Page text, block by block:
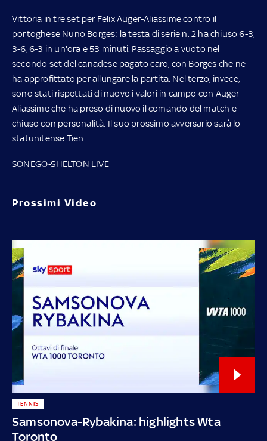
Vittoria in tre set per Felix Auger-Aliassime contro il
portoghese Nuno Borges: la testa di serie n. 2 ha chiuso 6-3,
3-6, 6-3 in un'ora e 53 minuti. Passaggio a vuoto nel
secondo set del canadese pagato caro, con Borges che ne
ha approfittato per allungare la partita. Nel terzo, invece,
sono stati rispettati di nuovo i valori in campo con Auger-
Aliassime che ha preso di nuovo il comando del match e
chiuso con personalità. Il suo prossimo avversario sarà lo
statunitense Tien
SONEGO-SHELTON LIVE
Prossimi Video
Samsonova-Rybakina: highlights Wta
Toronto
TENNIS